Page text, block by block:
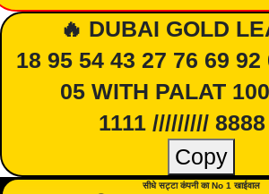
🔥 DUBAI GOLD
18 95 54 43 27 76 69 92
05 WITH PALAT
1111 /////////
Copy
सीधे सट्टा कंपनी का No 1 खाईवाल